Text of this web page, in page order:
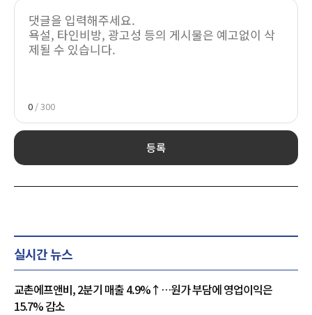
0 / 300
등록
실시간 뉴스
교촌에프앤비, 2분기 매출 4.9%↑…원가 부담에 영업이익은
15.7% 감소